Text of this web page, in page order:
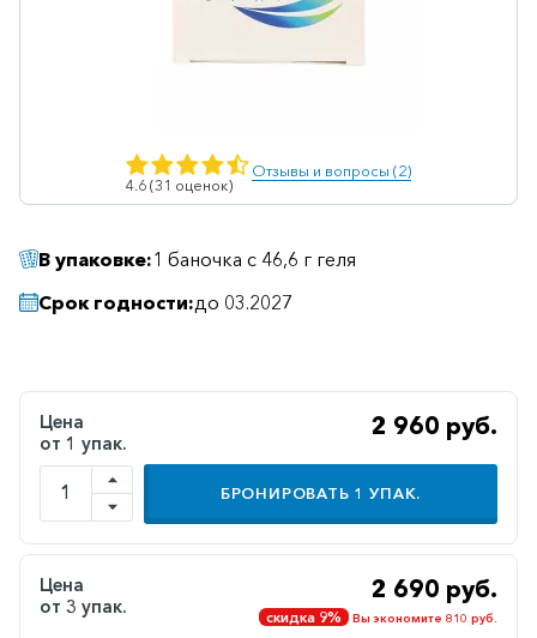
Гепатопротекторы
Диабетические
Желудочно-
кишечные
Иммунодепрессанты
Климактерические
4.6 (31 оценок)
Отзывы и вопросы (2)
В упаковке:1 баночка с 46,6 г геля
Срок годности:до 03.2027
Цена
от 1 упак.
2 960 руб.
БРОНИРОВАТЬ 1 УПАК.
Цена
от 3 упак.
2 690 руб.
скидка 9% Вы экономите 810 руб.